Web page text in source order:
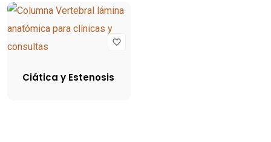
Ciática y Estenosis